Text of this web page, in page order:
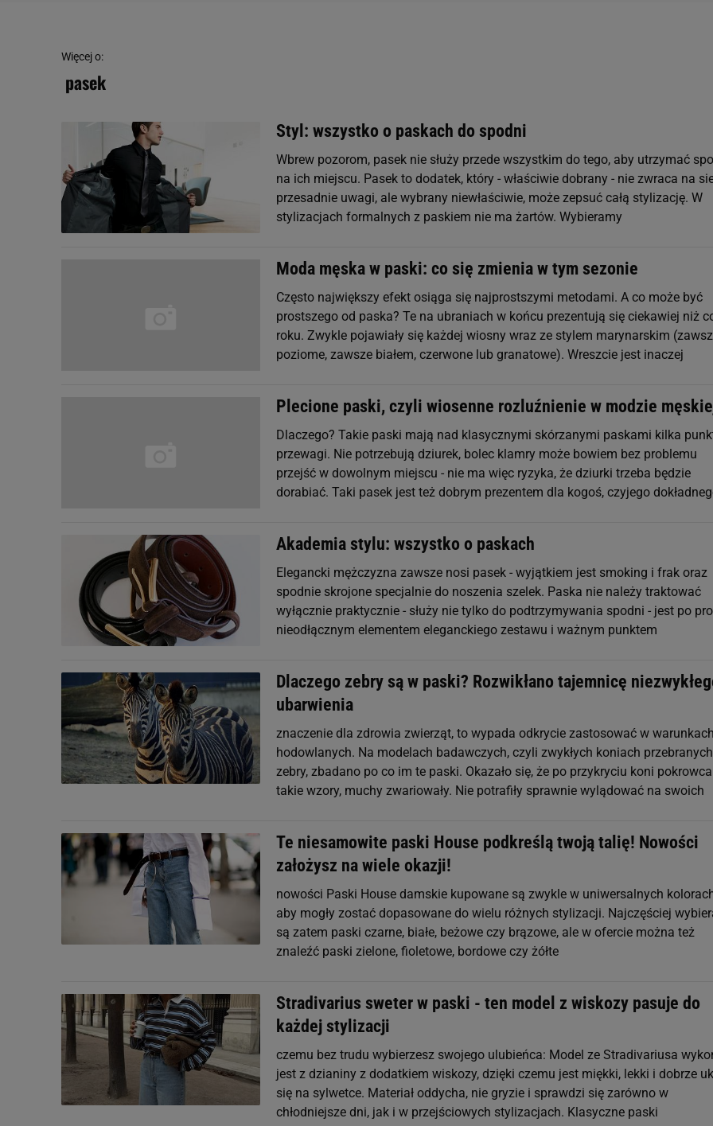
Więcej o:
pasek
Styl: wszystko o paskach do spodni
Wbrew pozorom, pasek nie służy przede wszystkim do tego, aby utrzymać
na ich miejscu. Pasek to dodatek, który - właściwie dobrany - nie zwraca na
przesadnie uwagi, ale wybrany niewłaściwie, może zepsuć całą stylizację. W
stylizacjach formalnych z paskiem nie ma żartów. Wybieramy
Moda męska w paski: co się zmienia w tym sezonie
Często największy efekt osiąga się najprostszymi metodami. A co może być
prostszego od paska? Te na ubraniach w końcu prezentują się ciekawiej niż
roku. Zwykle pojawiały się każdej wiosny wraz ze stylem marynarskim
poziome, zawsze białem, czerwone lub granatowe). Wreszcie jest inaczej
Plecione paski, czyli wiosenne rozluźnienie w modzie
Dlaczego? Takie paski mają nad klasycznymi skórzanymi paskami kilka
przewagi. Nie potrzebują dziurek, bolec klamry może bowiem bez problemu
przejść w dowolnym miejscu - nie ma więc ryzyka, że dziurki trzeba będzie
dorabiać. Taki pasek jest też dobrym prezentem dla kogoś, czyjego
Akademia stylu: wszystko o paskach
Elegancki mężczyzna zawsze nosi pasek - wyjątkiem jest smoking i frak oraz
spodnie skrojone specjalnie do noszenia szelek. Paska nie należy traktować
wyłącznie praktycznie - służy nie tylko do podtrzymywania spodni - jest po
nieodłącznym elementem eleganckiego zestawu i ważnym punktem
Dlaczego zebry są w paski? Rozwikłano tajemnicę
ubarwienia
znaczenie dla zdrowia zwierząt, to wypada odkrycie zastosować w warunkach
hodowlanych. Na modelach badawczych, czyli zwykłych koniach
zebry, zbadano po co im te paski. Okazało się, że po przykryciu koni
takie wzory, muchy zwariowały. Nie potrafiły sprawnie wylądować na swoich
Te niesamowite paski House podkreślą twoją talię! Nowości
założysz na wiele okazji!
nowości Paski House damskie kupowane są zwykle w uniwersalnych
aby mogły zostać dopasowane do wielu różnych stylizacji. Najczęściej
są zatem paski czarne, białe, beżowe czy brązowe, ale w ofercie można też
znaleźć paski zielone, fioletowe, bordowe czy żółte
Stradivarius sweter w paski - ten model z wiskozy pasuje do
każdej stylizacji
czemu bez trudu wybierzesz swojego ulubieńca: Model ze Stradivariusa
jest z dzianiny z dodatkiem wiskozy, dzięki czemu jest miękki, lekki i dobrze
się na sylwetce. Materiał oddycha, nie gryzie i sprawdzi się zarówno w
chłodniejsze dni, jak i w przejściowych stylizacjach. Klasyczne paski